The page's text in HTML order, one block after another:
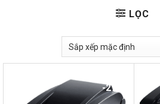
LỌC
-27%